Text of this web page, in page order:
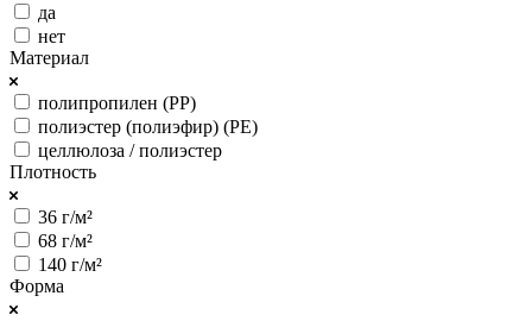
да
нет
Материал
полипропилен (РР)
полиэстер (полиэфир) (PE)
целлюлоза / полиэстер
Плотность
36 г/м²
68 г/м²
140 г/м²
Форма